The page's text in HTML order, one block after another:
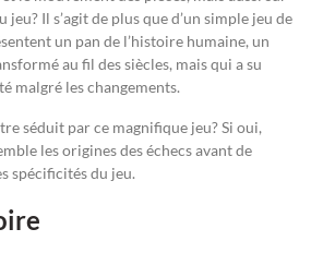
Il s’agit de plus que d’un simple jeu de
un pan de l’histoire humaine, un
au fil des siècles, mais qui a su
malgré les changements.
séduit par ce magnifique jeu? Si oui,
les origines des échecs avant de
spécificités du jeu.